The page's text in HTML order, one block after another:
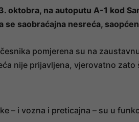
oktobra, na autoputu A-1 kod
se saobraćajna nesreća,
pomjerena su na
nije prijavljena, vjerovatno
– i vozna i preticajna – su u